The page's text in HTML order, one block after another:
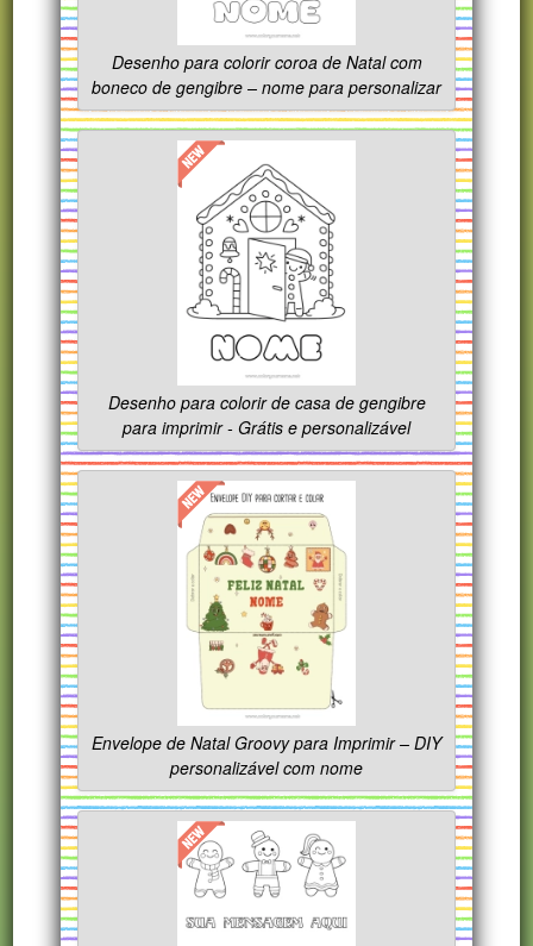
Desenho para colorir coroa de Natal com
boneco de gengibre – nome para personalizar
Desenho para colorir de casa de gengibre
para imprimir - Grátis e personalizável
Envelope de Natal Groovy para Imprimir – DIY
personalizável com nome